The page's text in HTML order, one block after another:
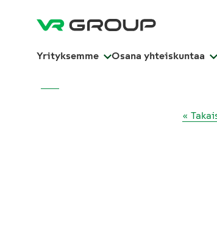
Yrityksemme Osana yhteiskuntaa
«